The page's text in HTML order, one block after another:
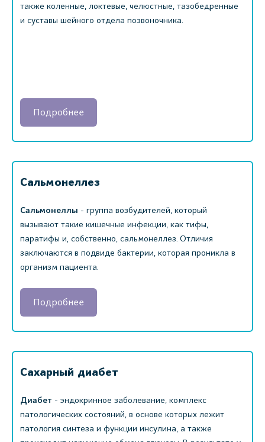
также коленные, локтевые, челюстные, тазобедренные
и суставы шейного отдела позвоночника.
Подробнее
Сальмонеллез
Сальмонеллы - группа возбудителей, который
вызывают такие кишечные инфекции, как тифы,
паратифы и, собственно, сальмонеллез. Отличия
заключаются в подвиде бактерии, которая проникла в
организм пациента.
Подробнее
Сахарный диабет
Диабет - эндокринное заболевание, комплекс
патологических состояний, в основе которых лежит
патология синтеза и функции инсулина, а также